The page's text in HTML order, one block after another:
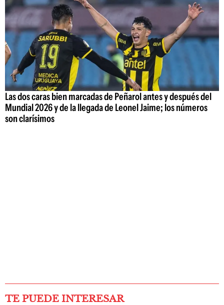
Las dos caras bien marcadas de Peñarol antes y después del
Mundial 2026 y de la llegada de Leonel Jaime; los números
son clarísimos
TE PUEDE INTERESAR